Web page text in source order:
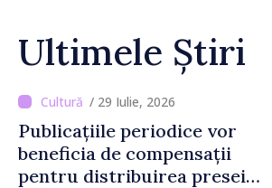
Ultimele Știri
/ 29 Iulie, 2026
Publicațiile periodice vor
beneficia de compensații
pentru distribuirea presei